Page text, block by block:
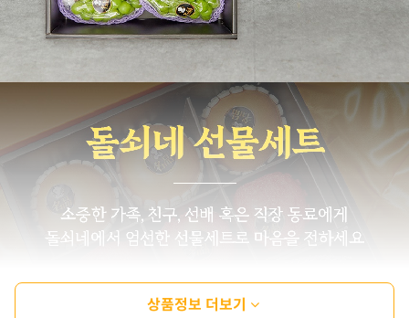
상품정보 더보기